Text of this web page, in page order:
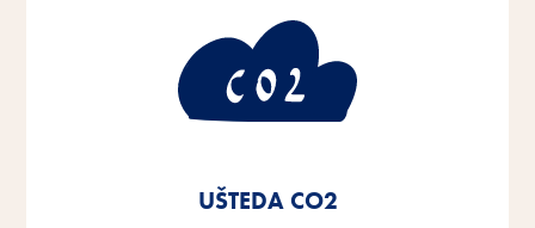
UŠTEDA CO2
50% manja potrošnja CO2
Korištenjem zelene električne energije i prelaskom na
lokalne sustave grijanja i kondenzacijske kotlove u
našim sustavima grijanja, kao i korištenjem LED